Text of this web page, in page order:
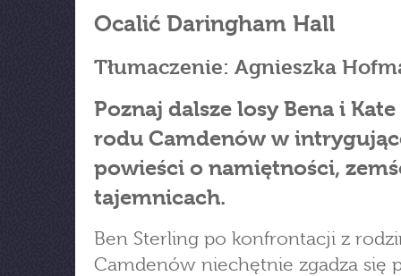
Ocalić Daringham Hall
Tłumaczenie: Agnieszka
Poznaj dalsze losy Bena i
rodu Camdenów w
powieści o namiętności,
tajemnicach.
Ben Sterling po konfrontacji z
Camdenów niechętnie zgadza się